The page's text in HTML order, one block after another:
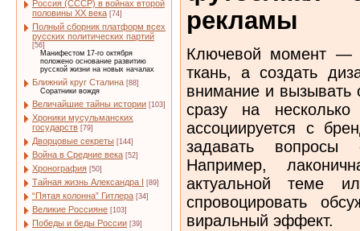
Россия (СССР) в войнах второй
половины XX века [74]
Полный сборник платформ всех
русских политических партий
[56]
Манифестом 17-го октября
положено основание развитию
русской жизни на новых началах
Ближний круг Сталина [88]
Соратники вождя
Величайшие тайны истории [103]
Хроники мусульманских
государств [79]
Дворцовые секреты [144]
Война в Средние века [52]
Хронография [50]
Тайная жизнь Александра I [89]
“Пятая колонна” Гитлера [34]
Великие Россияне [103]
Победы и беды России [39]
рекламы
Ключевой момент —
ткань, а создать
внимание и вызывать
сразу на несколько
ассоциируется с
задавать
Например,
актуальной теме
спровоцировать
виральный эффект.